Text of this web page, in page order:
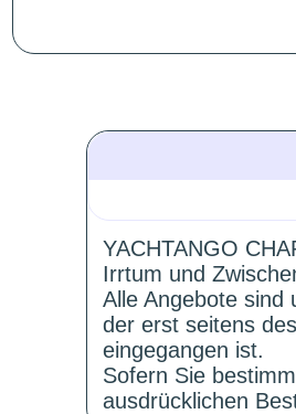
YACHTANGO
Irrtum und
Alle Angebote sind
der erst seitens
eingegangen ist.
Sofern Sie
ausdrücklichen